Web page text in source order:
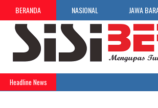
BERANDA NASIONAL JAWA
Headline News